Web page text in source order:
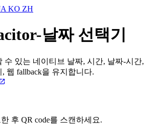
KO ZH
날짜 선택기
수 있는 네이티브 날짜, 시간, 날짜-시간,
웹 fallback을 유지합니다.
후 QR code를 스캔하세요.